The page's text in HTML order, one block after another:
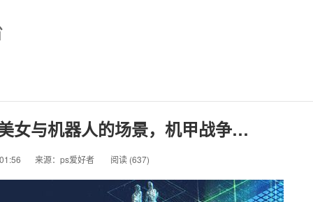
女与机器人的场景，机甲战争…
来源：ps爱好者 阅读 (637)